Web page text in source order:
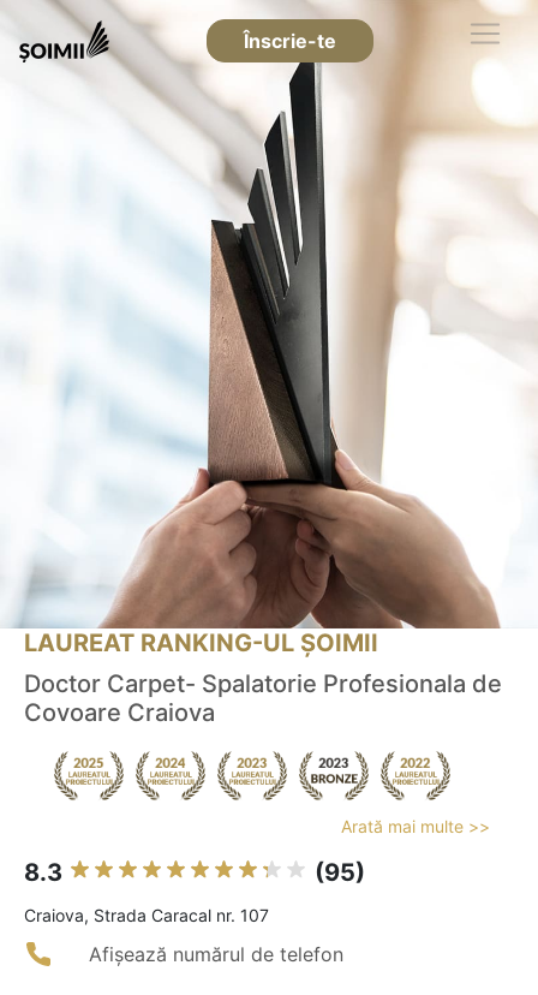
Înscrie-te
LAUREAT RANKING-UL ȘOIMII
Doctor Carpet- Spalatorie Profesionala de
Covoare Craiova
Arată mai multe >>
8.3 (95)
Craiova, Strada Caracal nr. 107
Afișează numărul de telefon